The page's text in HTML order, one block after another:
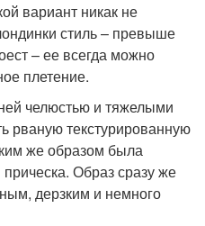
вариант никак не
стиль – превыше
– ее всегда можно
плетение.
челюстью и тяжелыми
рваную текстурированную
же образом была
Образ сразу же
дерзким и немного